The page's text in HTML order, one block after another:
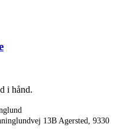
i hånd.
13B Agersted, 9330